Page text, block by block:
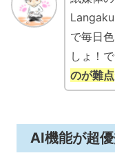
で毎日
しょ！
のが難点
AI機能が超